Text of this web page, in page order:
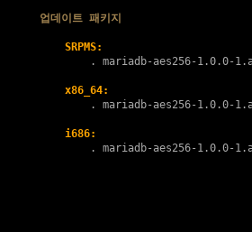
업데이트 패키지
SRPMS:
        .
mariadb-aes256-1.0.0-
x86_64:
        .
mariadb-aes256-1.0.0-
i686:
        .
mariadb-aes256-1.0.0-